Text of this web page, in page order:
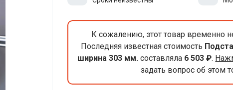
К сожалению, этот товар временно
Последняя известная стоимость
ширина 303 мм. составляла 6 503 ₽.
задать вопрос об этом